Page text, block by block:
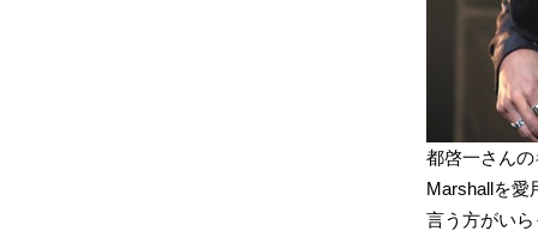
都啓一さん
Marshallを愛
言う方がい